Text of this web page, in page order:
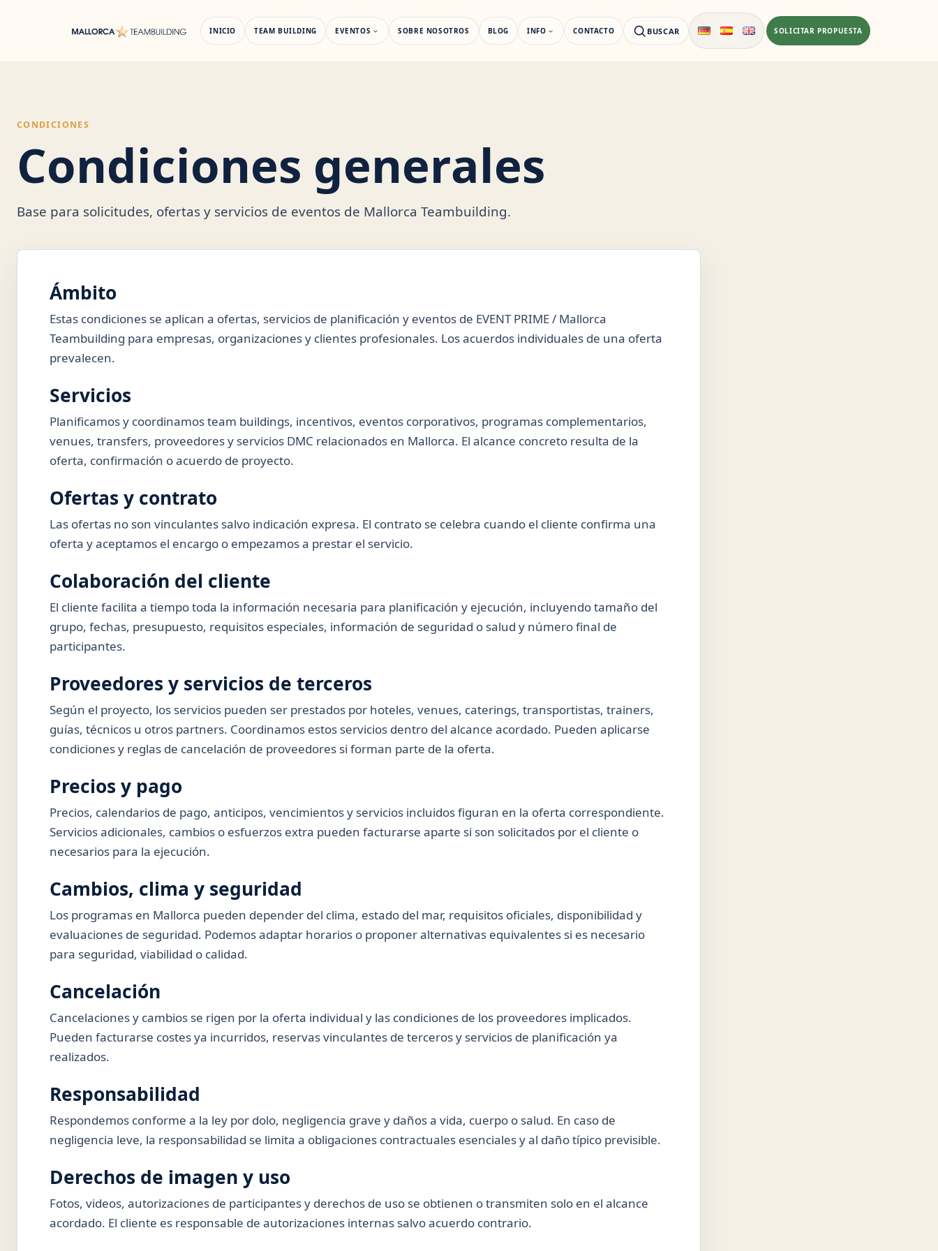
INICIO TEAM BUILDING EVENTOS SOBRE NOSOTROS BLOG INFO CONTACTO BUSCAR SOLICITAR PROPUESTA
CONDICIONES
Condiciones generales
Base para solicitudes, ofertas y servicios de eventos de Mallorca Teambuilding.
Ámbito
Estas condiciones se aplican a ofertas, servicios de planificación y eventos de EVENT PRIME / Mallorca
Teambuilding para empresas, organizaciones y clientes profesionales. Los acuerdos individuales de una oferta
prevalecen.
Servicios
Planificamos y coordinamos team buildings, incentivos, eventos corporativos, programas complementarios,
venues, transfers, proveedores y servicios DMC relacionados en Mallorca. El alcance concreto resulta de la
oferta, confirmación o acuerdo de proyecto.
Ofertas y contrato
Las ofertas no son vinculantes salvo indicación expresa. El contrato se celebra cuando el cliente confirma una
oferta y aceptamos el encargo o empezamos a prestar el servicio.
Colaboración del cliente
El cliente facilita a tiempo toda la información necesaria para planificación y ejecución, incluyendo tamaño del
grupo, fechas, presupuesto, requisitos especiales, información de seguridad o salud y número final de
participantes.
Proveedores y servicios de terceros
Según el proyecto, los servicios pueden ser prestados por hoteles, venues, caterings, transportistas, trainers,
guías, técnicos u otros partners. Coordinamos estos servicios dentro del alcance acordado. Pueden aplicarse
condiciones y reglas de cancelación de proveedores si forman parte de la oferta.
Precios y pago
Precios, calendarios de pago, anticipos, vencimientos y servicios incluidos figuran en la oferta correspondiente.
Servicios adicionales, cambios o esfuerzos extra pueden facturarse aparte si son solicitados por el cliente o
necesarios para la ejecución.
Cambios, clima y seguridad
Los programas en Mallorca pueden depender del clima, estado del mar, requisitos oficiales, disponibilidad y
evaluaciones de seguridad. Podemos adaptar horarios o proponer alternativas equivalentes si es necesario
para seguridad, viabilidad o calidad.
Cancelación
Cancelaciones y cambios se rigen por la oferta individual y las condiciones de los proveedores implicados.
Pueden facturarse costes ya incurridos, reservas vinculantes de terceros y servicios de planificación ya
realizados.
Responsabilidad
Respondemos conforme a la ley por dolo, negligencia grave y daños a vida, cuerpo o salud. En caso de
negligencia leve, la responsabilidad se limita a obligaciones contractuales esenciales y al daño típico previsible.
Derechos de imagen y uso
Fotos, videos, autorizaciones de participantes y derechos de uso se obtienen o transmiten solo en el alcance
acordado. El cliente es responsable de autorizaciones internas salvo acuerdo contrario.